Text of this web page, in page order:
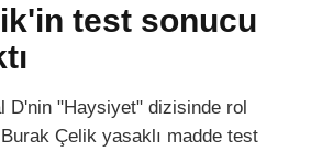
test sonucu
D'nin "Haysiyet" dizisinde rol
Çelik yasaklı madde test